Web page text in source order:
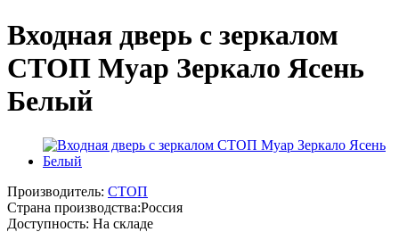
Входная дверь с зеркалом
СТОП Муар Зеркало Ясень
Белый
Производитель: СТОП
Страна производства:Россия
Доступность: На складе